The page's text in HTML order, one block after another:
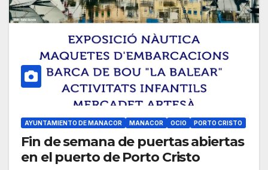
AYUNTAMIENTO DE MANACOR MANACOR OCIO PORTO CRISTO
Fin de semana de puertas abiertas
en el puerto de Porto Cristo